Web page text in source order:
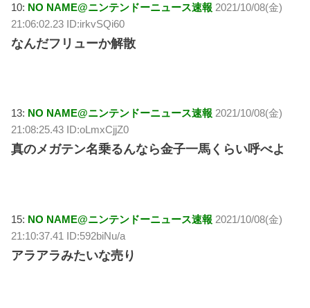
10: NO NAME@ニンテンドーニュース速報 2021/10/08(金)
21:06:02.23 ID:irkvSQi60
なんだフリューか解散
13: NO NAME@ニンテンドーニュース速報 2021/10/08(金)
21:08:25.43 ID:oLmxCjjZ0
真のメガテン名乗るんなら金子一馬くらい呼べよ
15: NO NAME@ニンテンドーニュース速報 2021/10/08(金)
21:10:37.41 ID:592biNu/a
アラアラみたいな売り